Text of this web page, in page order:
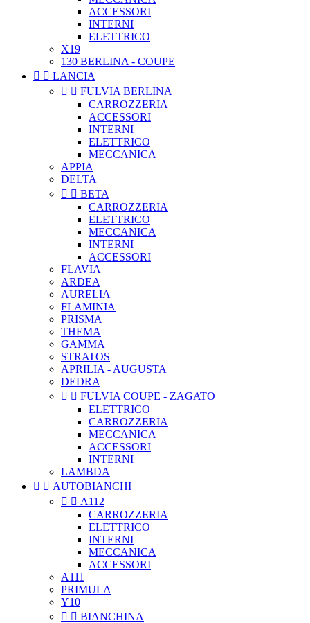
ACCESSORI
INTERNI
ELETTRICO
X19
130 BERLINA - COUPE
  LANCIA
  FULVIA BERLINA
CARROZZERIA
ACCESSORI
INTERNI
ELETTRICO
MECCANICA
APPIA
DELTA
  BETA
CARROZZERIA
ELETTRICO
MECCANICA
INTERNI
ACCESSORI
FLAVIA
ARDEA
AURELIA
FLAMINIA
PRISMA
THEMA
GAMMA
STRATOS
APRILIA - AUGUSTA
DEDRA
  FULVIA COUPE - ZAGATO
ELETTRICO
CARROZZERIA
MECCANICA
ACCESSORI
INTERNI
LAMBDA
  AUTOBIANCHI
  A112
CARROZZERIA
ELETTRICO
INTERNI
MECCANICA
ACCESSORI
A111
PRIMULA
Y10
  BIANCHINA